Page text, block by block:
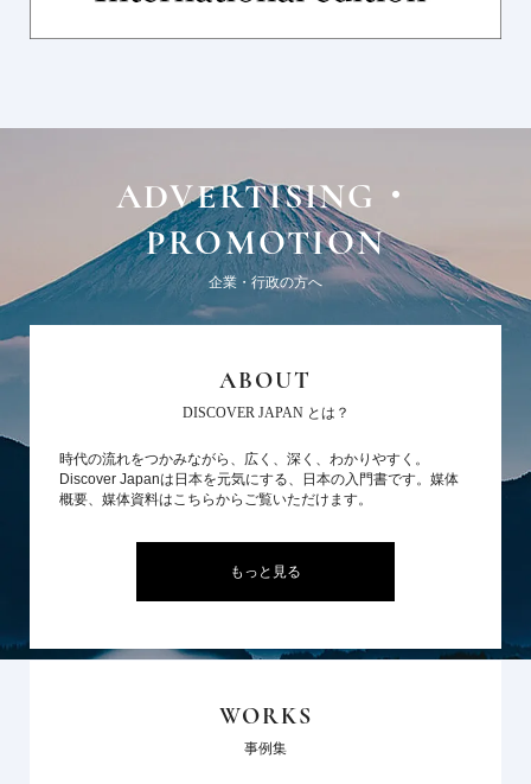
ADVERTISING・
PROMOTION
企業・行政の方へ
ABOUT
DISCOVER JAPAN とは？
時代の流れをつかみながら、広く、深く、わかりやすく。
Discover Japanは日本を元気にする、日本の入門書です。媒体
概要、媒体資料はこちらからご覧いただけます。
もっと見る
WORKS
事例集